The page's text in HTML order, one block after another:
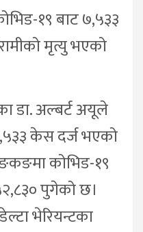
१९ बाट ७,५३३
मृत्यु भएको
डा. अल्बर्ट अयूले
केस दर्ज भएको
कोभिड-१९
पुगेको छ।
भेरियन्टका